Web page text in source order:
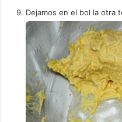
Dejamos en el bol la otra